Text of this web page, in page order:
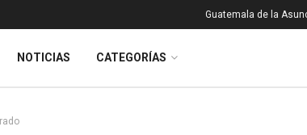
Guatemala de la
NOTICIAS CATEGORÍAS